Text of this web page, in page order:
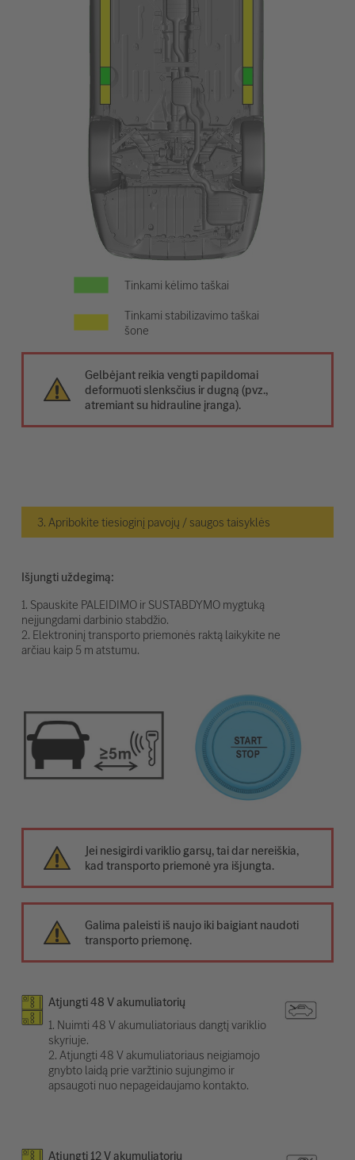
Tinkami kėlimo taškai
Tinkami stabilizavimo taškai
šone
Gelbėjant reikia vengti papildomai
deformuoti slenksčius ir dugną (pvz.,
atremiant su hidrauline įranga).
3. Apribokite tiesioginį pavojų / saugos taisyklės
Išjungti uždegimą:
1. Spauskite PALEIDIMO ir SUSTABDYMO mygtuką
neįjungdami darbinio stabdžio.
2. Elektroninį transporto priemonės raktą laikykite ne
arčiau kaip 5 m atstumu.
Jei nesigirdi variklio garsų, tai dar nereiškia,
kad transporto priemonė yra išjungta.
Galima paleisti iš naujo iki baigiant naudoti
transporto priemonę.
Atjungti 48 V akumuliatorių
1. Nuimti 48 V akumuliatoriaus dangtį variklio
skyriuje.
2. Atjungti 48 V akumuliatoriaus neigiamojo
gnybto laidą prie varžtinio sujungimo ir
apsaugoti nuo nepageidaujamo kontakto.
Atjungti 12 V akumuliatorių